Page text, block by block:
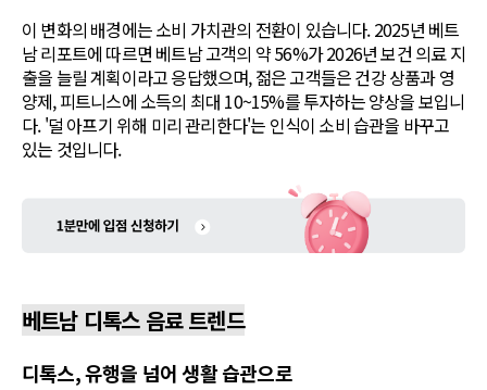
이 변화의 배경에는 소비 가치관의 전환이 있습니다. 2025년 베트
남 리포트에 따르면 베트남 고객의 약 56%가 2026년 보건 의료 지
출을 늘릴 계획이라고 응답했으며, 젊은 고객들은 건강 상품과 영
양제, 피트니스에 소득의 최대 10~15%를 투자하는 양상을 보입니
다. '덜 아프기 위해 미리 관리한다'는 인식이 소비 습관을 바꾸고
있는 것입니다.
베트남 디톡스 음료 트렌드
디톡스, 유행을 넘어 생활 습관으로